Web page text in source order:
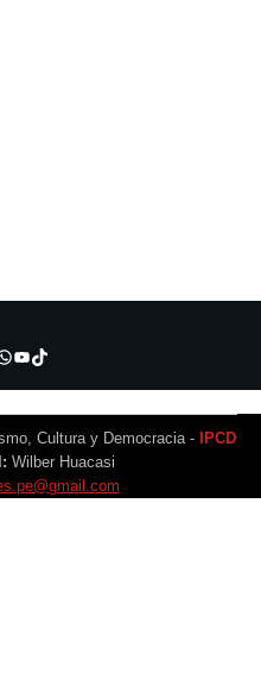
YouTube
TikTok
Cultura y Democracia -
IPCD
Wilber Huacasi